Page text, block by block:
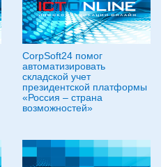
CorpSoft24 помог
автоматизировать
складской учет
президентской платформы
«Россия – страна
возможностей»